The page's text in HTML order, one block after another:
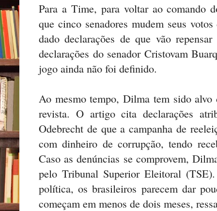
Para a Time, para voltar ao comando
que cinco senadores mudem seus
dado declarações de que vão
declarações do senador Cristovam
jogo ainda não foi definido.
Ao mesmo tempo, Dilma tem sido alvo
revista. O artigo cita declarações
Odebrecht de que a campanha de
com dinheiro de corrupção, tendo
Caso as denúncias se comprovem,
pelo Tribunal Superior Eleitoral
política, os brasileiros parecem dar
começam em menos de dois meses,